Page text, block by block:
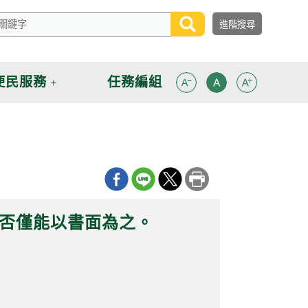
民服務 任務編組
僅能以書面為之。